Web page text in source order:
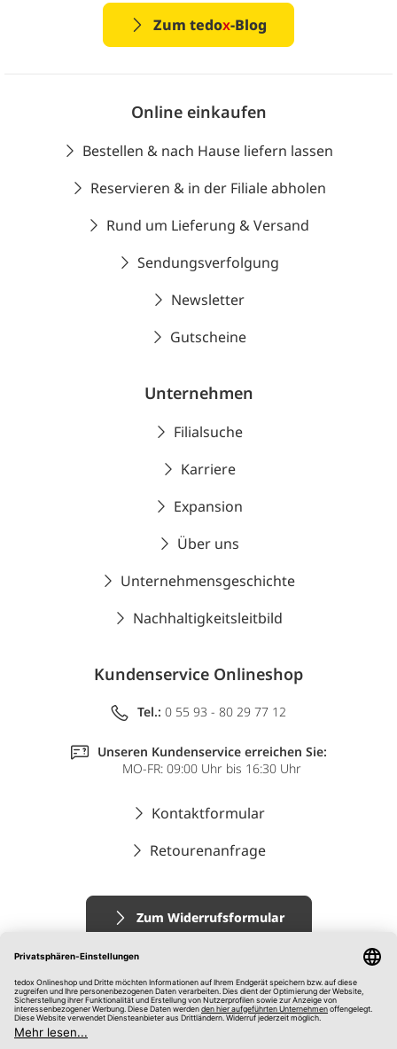
Zum tedox-Blog
Online einkaufen
Bestellen & nach Hause liefern lassen
Reservieren & in der Filiale abholen
Rund um Lieferung & Versand
Sendungsverfolgung
Newsletter
Gutscheine
Unternehmen
Filialsuche
Karriere
Expansion
Über uns
Unternehmensgeschichte
Nachhaltigkeitsleitbild
Kundenservice Onlineshop
Tel.: 0 55 93 - 80 29 77 12
Unseren Kundenservice erreichen Sie:
MO-FR: 09:00 Uhr bis 16:30 Uhr
Kontaktformular
Retourenanfrage
Zum Widerrufsformular
Impressum
AGB